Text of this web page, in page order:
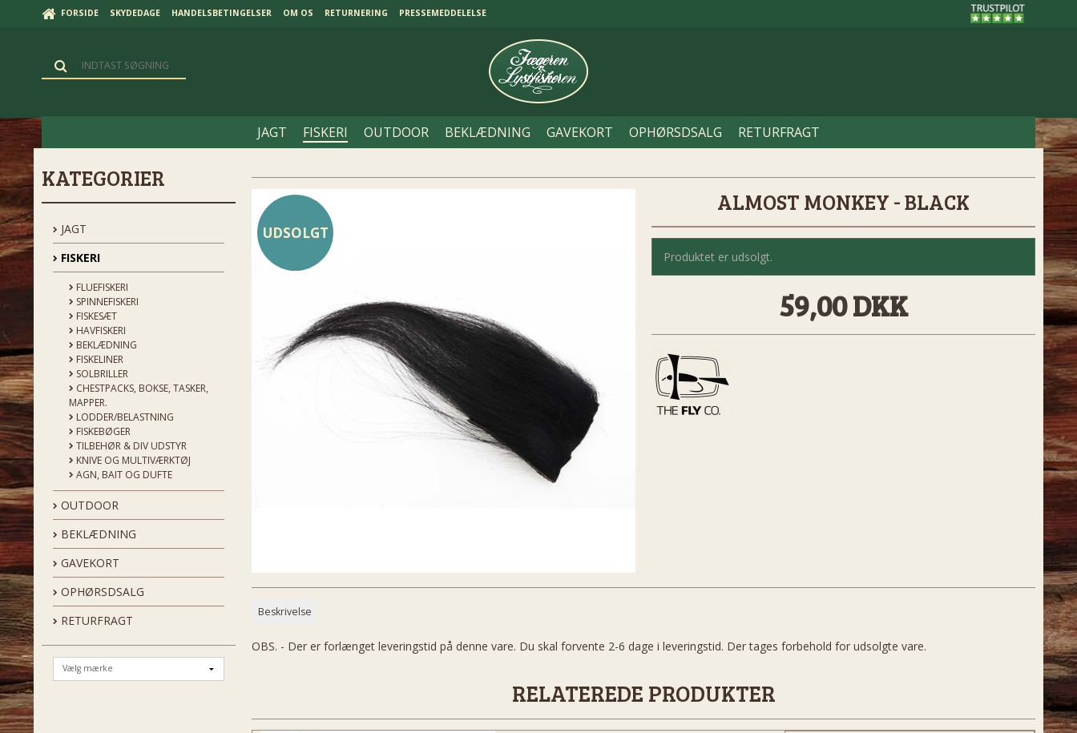
FORSIDE SKYDEDAGE HANDELSBETINGELSER OM OS RETURNERING PRESSEMEDDELELSE
JAGT FISKERI OUTDOOR BEKLÆDNING GAVEKORT OPHØRSDSALG RETURFRAGT
KATEGORIER
JAGT
FISKERI
FLUEFISKERI
SPINNEFISKERI
FISKESÆT
HAVFISKERI
BEKLÆDNING
FISKELINER
SOLBRILLER
CHESTPACKS, BOKSE, TASKER,
MAPPER.
LODDER/BELASTNING
FISKEBØGER
TILBEHØR & DIV UDSTYR
KNIVE OG MULTIVÆRKTØJ
AGN, BAIT OG DUFTE
OUTDOOR
BEKLÆDNING
GAVEKORT
OPHØRSDSALG
RETURFRAGT
UDSOLGT
ALMOST MONKEY - BLACK
Produktet er udsolgt.
59,00 DKK
Beskrivelse
OBS. - Der er forlænget leveringstid på denne vare. Du skal forvente 2-6 dage i leveringstid. Der tages forbehold for udsolgte vare.
RELATEREDE PRODUKTER